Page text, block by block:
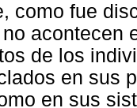
como fue
acontecen
de los
en sus
en sus